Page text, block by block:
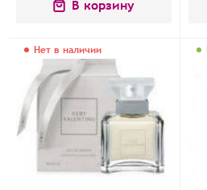
В корзину
Нет в наличии